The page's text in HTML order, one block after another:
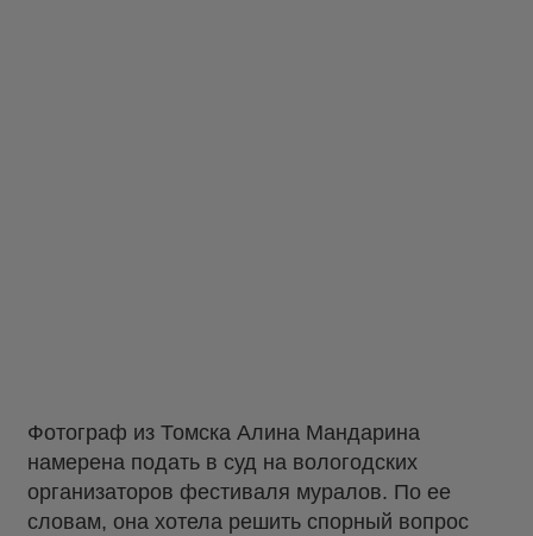
Фотограф из Томска Алина Мандарина
намерена подать в суд на вологодских
организаторов фестиваля муралов. По ее
словам, она хотела решить спорный вопрос